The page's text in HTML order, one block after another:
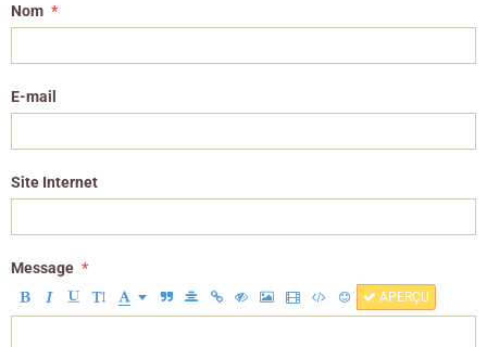
Nom
E-mail
Site Internet
Message
APERÇU